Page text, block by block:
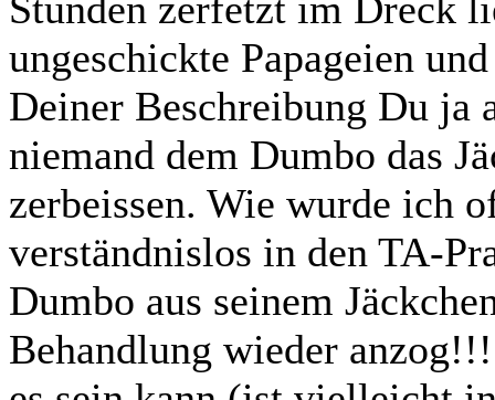
ungeschickte Papageien
Deiner Beschreibung Du ja
niemand dem Dumbo das
zerbeissen. Wie wurde ich
verständnislos in den TA-
Dumbo aus seinem
Behandlung wieder